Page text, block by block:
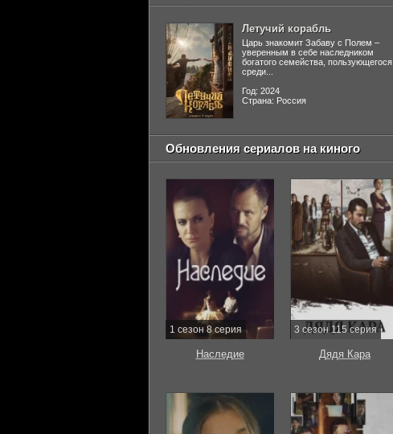
Летучий корабль
Царь знакомит Забаву с Полем –
уверенным в себе наследником
богатого семейства, пользующегося
среди...
Год: 2024
Страна: Россия
Обновления сериалов на киного
1 сезон 8 серия
Наследие
3 сезон 115 серия
Дядя Кара